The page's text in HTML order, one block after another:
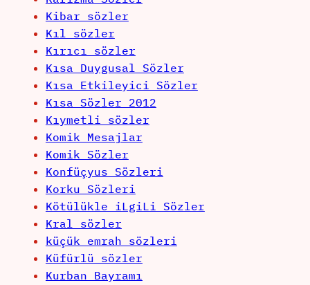
Kibar sözler
Kıl sözler
Kırıcı sözler
Kısa Duygusal Sözler
Kısa Etkileyici Sözler
Kısa Sözler 2012
Kıymetli sözler
Komik Mesajlar
Komik Sözler
Konfüçyus Sözleri
Korku Sözleri
Kötülükle iLgiLi Sözler
Kral sözler
küçük emrah sözleri
Küfürlü sözler
Kurban Bayramı